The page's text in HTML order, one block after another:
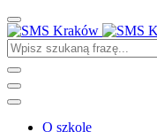
O szkole